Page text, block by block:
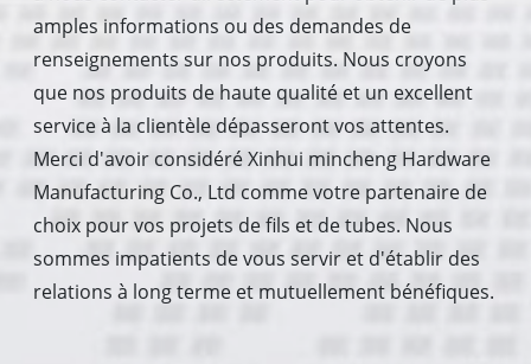
amples informations ou des demandes de
renseignements sur nos produits. Nous croyons
que nos produits de haute qualité et un excellent
service à la clientèle dépasseront vos attentes.
Merci d'avoir considéré Xinhui mincheng Hardware
Manufacturing Co., Ltd comme votre partenaire de
choix pour vos projets de fils et de tubes. Nous
sommes impatients de vous servir et d'établir des
relations à long terme et mutuellement bénéfiques.